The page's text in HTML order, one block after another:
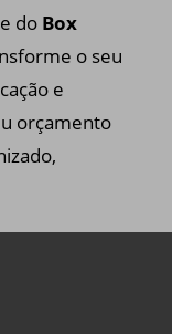
do Box
o seu
e
orçamento